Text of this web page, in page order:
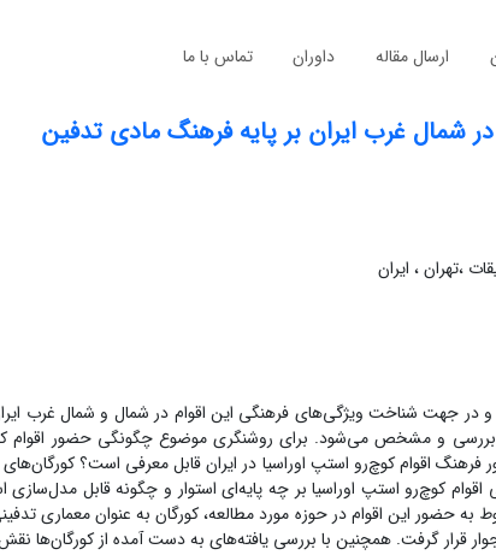
ارسال مقاله داوران تماس با ما
شمال غرب ایران بر پایه فرهنگ مادی تدفین
،تهران ، ایران
در جهت شناخت ویژگی‌های فرهنگی این اقوام در شمال و شمال ‌غرب
بررسی و مشخص می‌شود. برای روشنگری موضوع چگونگی حضور اقوام
اقوام کوچ‌رو استپ اوراسیا در ایران قابل معرفی است؟
کوچ‌رو استپ اوراسیا بر چه پایه‌ای استوار و چگونه قابل
به حضور این اقوام در حوزه مورد مطالعه، کورگان به عنوان معماری
قرار گرفت. همچنین با بررسی یافته‌های به دست آمده از کورگان‌ها نقش